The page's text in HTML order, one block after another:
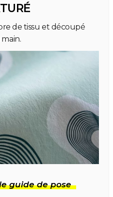
de tissu et découpé
main.
guide de pose